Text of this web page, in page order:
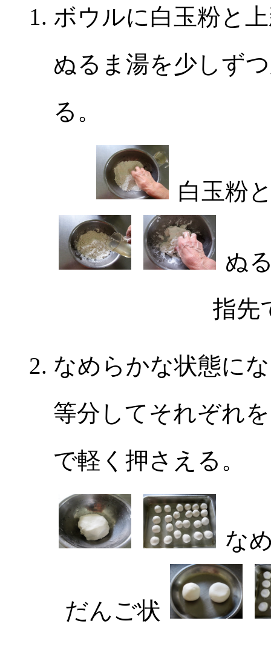
ボウルに白玉粉と
ぬるま湯を少しず
る。
白玉粉
ぬ
指先
なめらかな状態に
等分してそれぞれ
で軽く押さえる。
な
だんご状